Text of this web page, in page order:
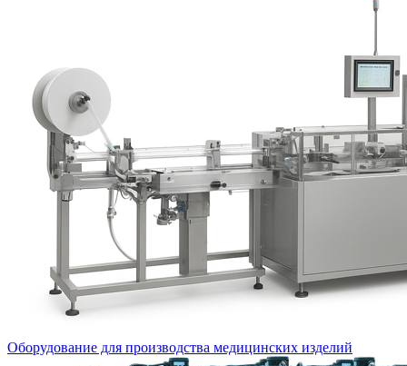
Оборудование для производства медицинских изделий